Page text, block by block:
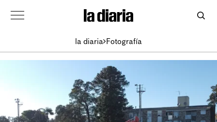
la diaria Fotografía